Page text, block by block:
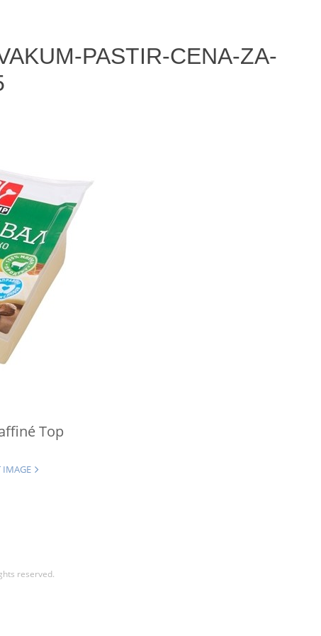
PASTIR-CENA-ZA-
Top
IMAGE
reserved.